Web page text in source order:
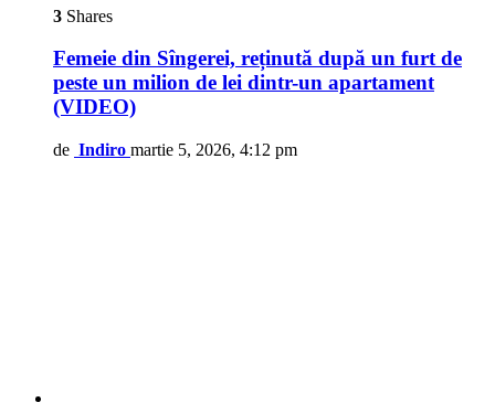
3 Shares
Femeie din Sîngerei, reținută după un furt de
peste un milion de lei dintr-un apartament
(VIDEO)
de Indiro martie 5, 2026, 4:12 pm